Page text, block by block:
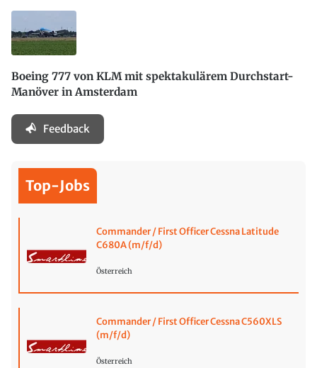
Boeing 777 von KLM mit spektakulärem Durchstart-
Manöver in Amsterdam
Feedback
Top-Jobs
Commander / First Officer Cessna Latitude
C680A (m/f/d)
Österreich
Commander / First Officer Cessna C560XLS
(m/f/d)
Österreich